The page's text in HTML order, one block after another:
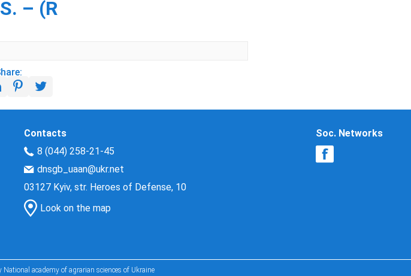
– (R
Contacts
8 (044) 258-21-45
dnsgb_uaan@ukr.net
03127 Kyiv, str. Heroes of Defense, 10
Look on the map
Soc. Networks
academy of agrarian sciences of Ukraine